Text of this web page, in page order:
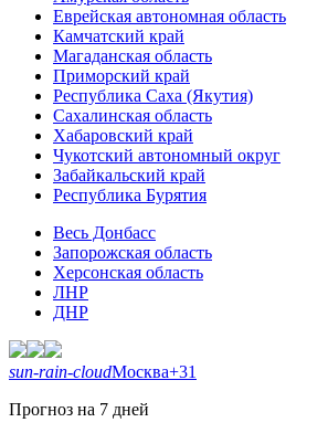
Еврейская автономная область
Камчатский край
Магаданская область
Приморский край
Республика Саха (Якутия)
Сахалинская область
Хабаровский край
Чукотский автономный округ
Забайкальский край
Республика Бурятия
Весь Донбасс
Запорожская область
Херсонская область
ЛНР
ДНР
sun-rain-cloudМосква+31
Прогноз на 7 дней